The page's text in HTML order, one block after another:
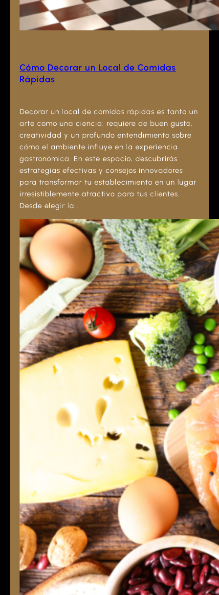
Cómo Decorar un Local de Comidas
Rápidas
Decorar un local de comidas rápidas es tanto un
arte como una ciencia; requiere de buen gusto,
creatividad y un profundo entendimiento sobre
cómo el ambiente influye en la experiencia
gastronómica. En este espacio, descubrirás
estrategias efectivas y consejos innovadores
para transformar tu establecimiento en un lugar
irresistiblemente atractivo para tus clientes.
Desde elegir la…